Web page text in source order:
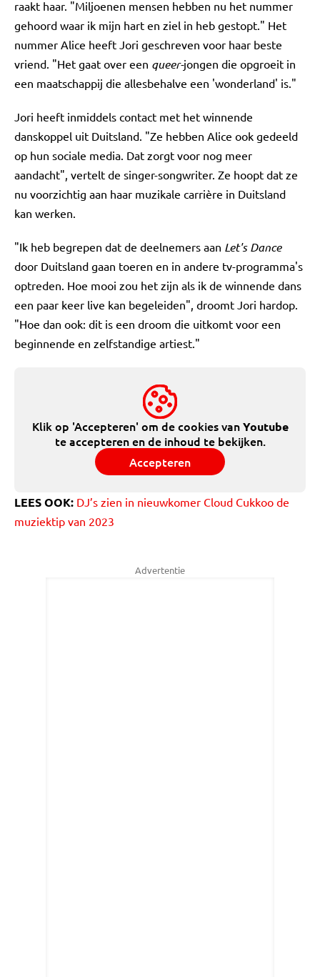
raakt haar. "Miljoenen mensen hebben nu het nummer
gehoord waar ik mijn hart en ziel in heb gestopt." Het
nummer Alice heeft Jori geschreven voor haar beste
vriend. "Het gaat over een queer-jongen die opgroeit in
een maatschappij die allesbehalve een 'wonderland' is."
Jori heeft inmiddels contact met het winnende
danskoppel uit Duitsland. "Ze hebben Alice ook gedeeld
op hun sociale media. Dat zorgt voor nog meer
aandacht", vertelt de singer-songwriter. Ze hoopt dat ze
nu voorzichtig aan haar muzikale carrière in Duitsland
kan werken.
"Ik heb begrepen dat de deelnemers aan Let's Dance
door Duitsland gaan toeren en in andere tv-programma's
optreden. Hoe mooi zou het zijn als ik de winnende dans
een paar keer live kan begeleiden", droomt Jori hardop.
"Hoe dan ook: dit is een droom die uitkomt voor een
beginnende en zelfstandige artiest."
Klik op 'Accepteren' om de cookies vanYoutube
te accepteren en de inhoud te bekijken.
Accepteren
LEES OOK: DJ’s zien in nieuwkomer Cloud Cukkoo de
muziektip van 2023
Advertentie